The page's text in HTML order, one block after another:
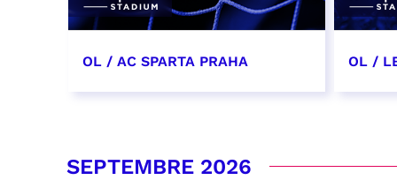
OL / AC SPARTA PRAHA OL /
SEPTEMBRE 2026